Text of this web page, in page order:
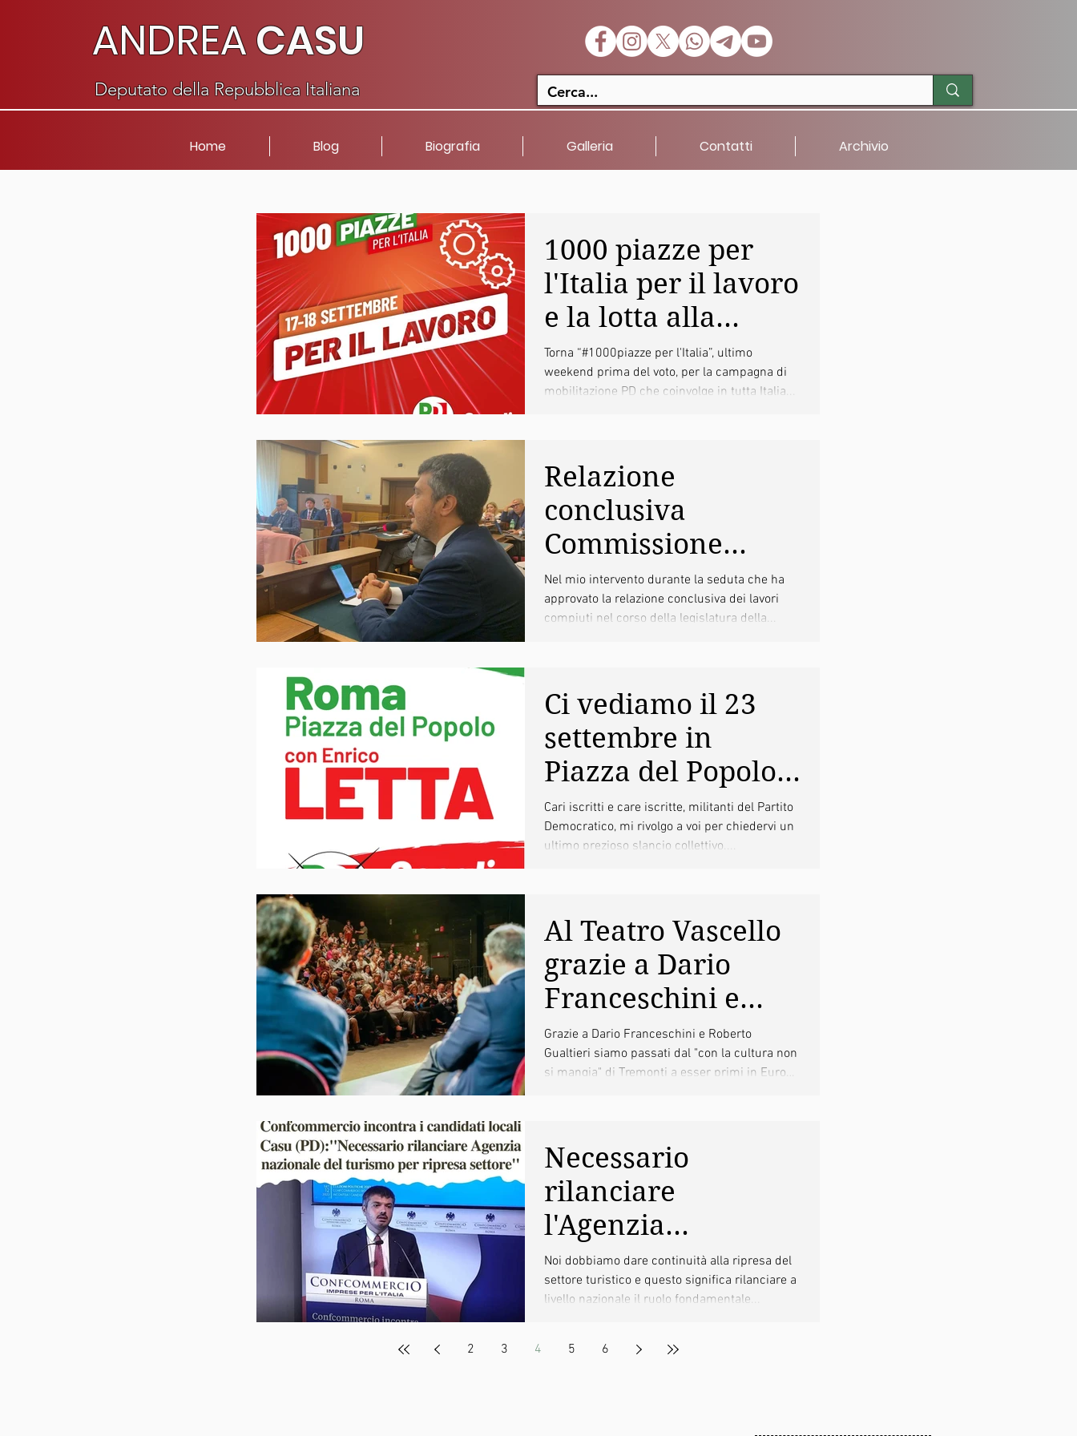
ANDREACASU
Deputato della Repubblica Italiana
Home Blog Biografia Galleria Contatti Archivio
1000 piazze per
l'Italia per il lavoro
e la lotta alla
povertà:
mobilitazione 17 e
Torna “#1000piazze per l'Italia”, ultimo
weekend prima del voto, per la campagna di
mobilitazione PD che coinvolge in tutta Italia...
Relazione
conclusiva
Commissione
Bicamerale
Ecomafie: il mio
Nel mio intervento durante la seduta che ha
approvato la relazione conclusiva dei lavori
compiuti nel corso della legislatura della...
Ci vediamo il 23
settembre in
Piazza del Popolo,
alle ore 18:
l'appello del
Cari iscritti e care iscritte, militanti del Partito
Democratico, mi rivolgo a voi per chiedervi un
ultimo prezioso slancio collettivo....
Al Teatro Vascello
grazie a Dario
Franceschini e
Roberto Gualtieri
con la cultura si
Grazie a Dario Franceschini e Roberto
Gualtieri siamo passati dal "con la cultura non
si mangia" di Tremonti a esser primi in Europa
Necessario
rilanciare
l'Agenzia
nazionale del
turismo per la
Noi dobbiamo dare continuità alla ripresa del
settore turistico e questo significa rilanciare a
livello nazionale il ruolo fondamentale...
2 3 4 5 6